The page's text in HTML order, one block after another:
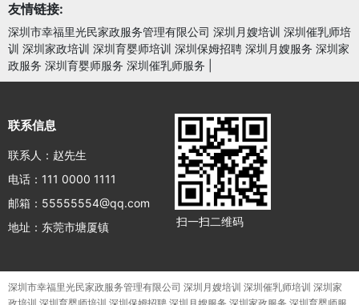
友情链接:
深圳市幸福里光民家政服务管理有限公司 深圳月嫂培训 深圳催乳师培
训 深圳家政培训 深圳育婴师培训 深圳保姆招聘 深圳月嫂服务 深圳家
政服务 深圳育婴师服务 深圳催乳师服务
联系信息
联系人：赵先生
电话：111 0000 1111
邮箱：55555554@qq.com
地址：东莞市塘厦镇
扫一扫二维码
深圳市幸福里光民家政服务管理有限公司 深圳月嫂培训 深圳催乳师培训 深圳家